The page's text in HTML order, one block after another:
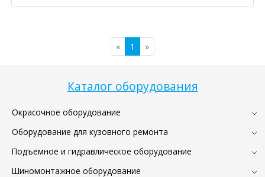
Каталог оборудования
Окрасочное оборудование
Оборудование для кузовного ремонта
Подъемное и гидравлическое оборудование
Шиномонтажное оборудование
« 1 »